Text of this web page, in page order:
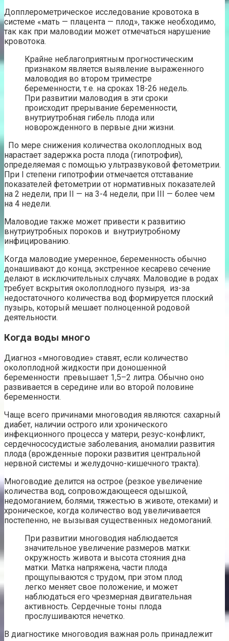
Допплерометрическое исследование кровотока в
системе «мать — плацента — плод», также необходимо,
так как при маловодии может отмечаться нарушение
кровотока.
Крайне неблагоприятным прогностическим
признаком является выявление выраженного
маловодия во втором триместре
беременности, т.е. на сроках 18-26 недель.
При развитии маловодия в эти сроки
происходит прерывание беременности,
внутриутробная гибель плода или
новорожденного в первые дни жизни.
По мере снижения количества околоплодных вод
нарастает задержка роста плода (гипотрофия),
определяемая с помощью ультразвуковой фетометрии.
При I степени гипотрофии отмечается отставание
показателей фетометрии от нормативных показателей
на 2 недели, при II — на 3-4 недели, при III — более чем
на 4 недели.
Маловодие также может привести к развитию
внутриутробных пороков и внутриутробному
инфицированию.
Когда маловодие умеренное, беременность обычно
донашивают до конца, экстренное кесарево сечение
делают в исключительных случаях. Маловодие в родах
требует вскрытия околоплодного пузыря, из-за
недостаточного количества вод формируется плоский
пузырь, который мешает полноценной родовой
деятельности.
Когда воды много
Диагноз «многоводие» ставят, если количество
околоплодной жидкости при доношенной
беременности превышает 1,5–2 литра. Обычно оно
развивается в середине или во второй половине
беременности.
Чаще всего причинами многоводия являются: сахарный
диабет, наличии острого или хронического
инфекционного процесса у матери, резус-конфликт,
сердечнососудистые заболевания, аномалии развития
плода (врожденные пороки развития центральной
нервной системы и желудочно-кишечного тракта).
Многоводие делится на острое (резкое увеличение
количества вод, сопровождающееся одышкой,
недомоганием, болями, тяжестью в животе, отеками) и
хроническое, когда количество вод увеличивается
постепенно, не вызывая существенных недомоганий.
При развитии многоводия наблюдается
значительное увеличение размеров матки:
окружность живота и высота стояния дна
матки. Матка напряжена, части плода
прощупываются с трудом, при этом плод
легко меняет свое положение, и может
наблюдаться его чрезмерная двигательная
активность. Сердечные тоны плода
прослушиваются нечетко.
В диагностике многоводия важная роль принадлежит